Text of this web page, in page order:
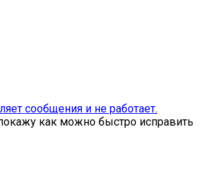
сообщения и не работает.
как можно быстро исправить